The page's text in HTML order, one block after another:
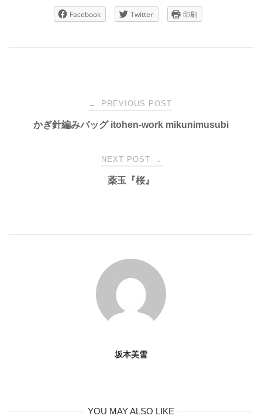
Facebook Twitter 印刷
navigation
← PREVIOUS POST
かぎ針編みバッグ itohen-work mikunimusubi
NEXT POST →
薬玉『桜』
坂本美雪
YOU MAY ALSO LIKE